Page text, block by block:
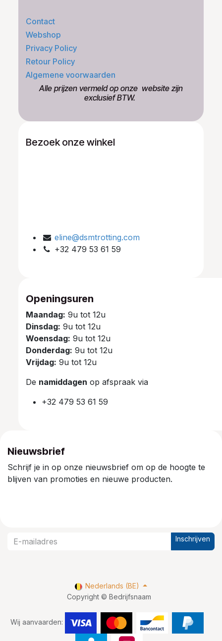
Contact
Webshop
Privacy Policy
Retour Policy
Algemene voorwaarden
​Alle prijzen vermeld op onze ​website zijn
exclusief BTW.
Bezoek onze winkel
eline@dsmtrotting.com
+32 479 53 61 59
Openingsuren
Maandag: 9u tot 12u
Dinsdag: 9u tot 12u
Woensdag: 9u tot 12u
Donderdag: 9u tot 12u
Vrijdag: 9u tot 12u
De namiddagen op afspraak via
+32 479 53 61 59
Nieuwsbrief
Schrijf je in op onze nieuwsbrief om op de hoogte te
blijven van promoties en nieuwe producten.
Inschrijven
Copyright © Bedrijfsnaam
Wij aanvaarden:
Nederlands (BE)